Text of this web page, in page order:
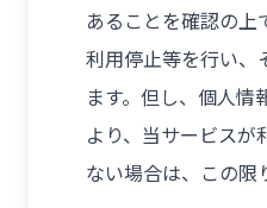
あることを確認の上
利用停止等を行い、
ます。但し、個人情
より、当サービスが
ない場合は、この限